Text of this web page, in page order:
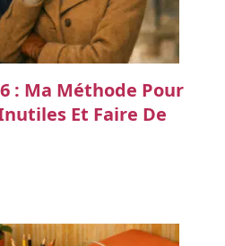
: Ma Méthode Pour
Et Faire De